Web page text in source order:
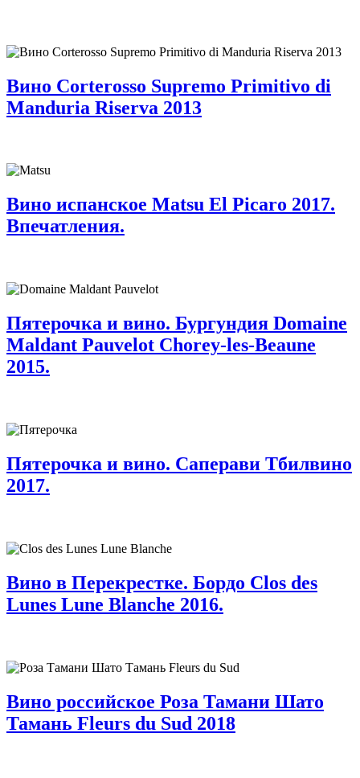
Вино Corterosso Supremo Primitivo di
Manduria Riserva 2013
Вино испанское Matsu El Picaro 2017.
Впечатления.
Пятерочка и вино. Бургундия Domaine
Maldant Pauvelot Chorey-les-Beaune
2015.
Пятерочка и вино. Саперави Тбилвино
2017.
Вино в Перекрестке. Бордо Clos des
Lunes Lune Blanche 2016.
Вино российское Роза Тамани Шато
Тамань Fleurs du Sud 2018